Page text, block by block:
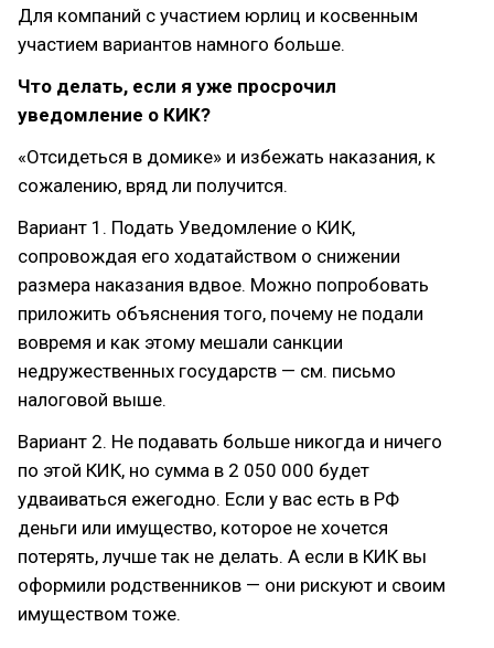
Для компаний с участием юрлиц и косвенным
участием вариантов намного больше.
Что делать, если я уже просрочил
уведомление о КИК?
«Отсидеться в домике» и избежать наказания, к
сожалению, вряд ли получится.
Вариант 1. Подать Уведомление о КИК,
сопровождая его ходатайством о снижении
размера наказания вдвое. Можно попробовать
приложить объяснения того, почему не подали
вовремя и как этому мешали санкции
недружественных государств — см. письмо
налоговой выше.
Вариант 2. Не подавать больше никогда и ничего
по этой КИК, но сумма в 2 050 000 будет
удваиваться ежегодно. Если у вас есть в РФ
деньги или имущество, которое не хочется
потерять, лучше так не делать. А если в КИК вы
оформили родственников — они рискуют и своим
имуществом тоже.